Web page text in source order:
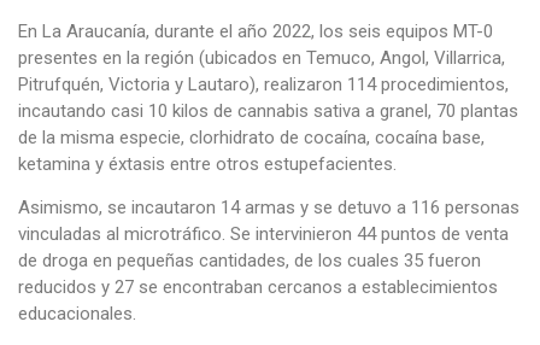
En La Araucanía, durante el año 2022, los seis equipos MT-0
presentes en la región (ubicados en Temuco, Angol, Villarrica,
Pitrufquén, Victoria y Lautaro), realizaron 114 procedimientos,
incautando casi 10 kilos de cannabis sativa a granel, 70 plantas
de la misma especie, clorhidrato de cocaína, cocaína base,
ketamina y éxtasis entre otros estupefacientes.
Asimismo, se incautaron 14 armas y se detuvo a 116 personas
vinculadas al microtráfico. Se intervinieron 44 puntos de venta
de droga en pequeñas cantidades, de los cuales 35 fueron
reducidos y 27 se encontraban cercanos a establecimientos
educacionales.